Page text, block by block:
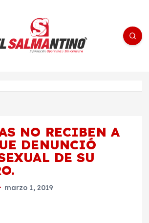
- medios/noticias/editorial
NO RECIBEN A
DENUNCIÓ
DE SU
marzo 1, 2019